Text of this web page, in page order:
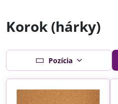
Korok (hárky)
Pozícia